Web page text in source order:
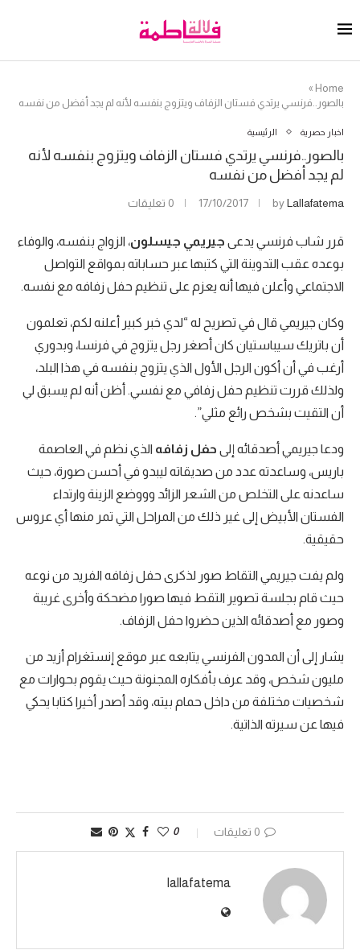
Home
»
بالصور..فرنسي يرتدي فستان الزفاف ويتزوج بنفسه لأنه لم يجد أفضل من نفسه
اخبار حصرية الرئيسية
بالصور..فرنسي يرتدي فستان الزفاف ويتزوج بنفسه لأنه
لم يجد أفضل من نفسه
byLallafatema
17/10/2017 0 تعليقات
قرر شاب فرنسي يدعى جيريمي جيسلون، الزواج بنفسه، والوفاء
بوعده عقب التدوينة التي كتبها عبر حساباته بمواقع التواصل
الاجتماعي وأعلن فيها أنه يعزم على تنظيم حفل زفافه مع نفسه.
وكان جيريمي قال في تصريح له “لدي خبر كبير أعلنه لكم، تعلمون
أن باتريك سيباستيان كان أصغر رجل يتزوج في فرنسا، وبدوري
أرغب في أن أكون الرجل الأول الذي يتزوج بنفسه في هذا البلد،
ولذلك قررت تنظيم حفل زفافي مع نفسي. أظن أنه لم يسبق لي
أن التقيت بشخص رائع مثلي”.
ودعا جيريمي أصدقائه إلى حفل زفافه الذي نظم في العاصمة
باريس، وساعدته عدد من صديقاته ليبدو في أحسن صورة، حيث
ساعدنه على التخلص من الشعر الزائد وووضع الزينة وارتداء
الفستان الأبيض إلى غير ذلك من المراحل التي تمر منها أي عروس
حقيقية.
ولم يفت جيريمي التقاط صور لذكرى حفل زفافه الفريد من نوعه
حيث قام بجلسة تصوير التقط فيها صورا مضحكة وأخرى غريبة
وصور مع أصدقائه الذين حضروا حفل الزفاف.
يشار إلى أن المدون الفرنسي يتابعه عبر موقع إنستغرام أزيد من
مليون شخص، وقد عرف بأفكاره المجنونة حيث يقوم بحوارات مع
شخصيات مختلفة من داخل حمام بيته، وقد أصدر أخيرا كتابا يحكي
فيها عن سيرته الذاتية.
0 تعليقات 0
lallafatema